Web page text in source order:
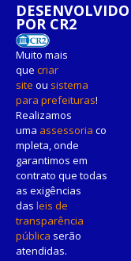
DESENVOLVIDO
POR CR2
Muito mais
que criar
site ou sistema
para prefeituras!
Realizamos
uma assessoria co
mpleta, onde
garantimos em
contrato que todas
as exigências
das leis de
transparência
pública serão
atendidas.